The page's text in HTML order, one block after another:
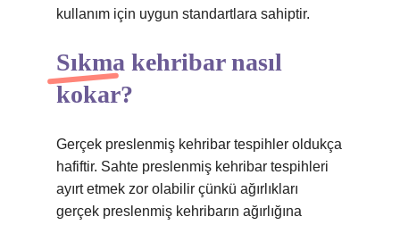
kullanım için uygun standartlara sahiptir.
Sıkma kehribar nasıl
kokar?
Gerçek preslenmiş kehribar tespihler oldukça
hafiftir. Sahte preslenmiş kehribar tespihleri ​​
ayırt etmek zor olabilir çünkü ağırlıkları
gerçek preslenmiş kehribarın ağırlığına